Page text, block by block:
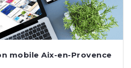
mobile Aix-en-Provence